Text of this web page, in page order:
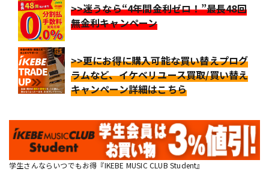
>>迷うなら“4年間金利ゼロ！”最長48回
無金利キャンペーン
>>更にお得に購入可能な買い替えプログ
ラムなど、イケベリユース買取/買い替え
キャンペーン詳細はこちら
学生さんならいつでもお得『IKEBE MUSIC CLUB Student』